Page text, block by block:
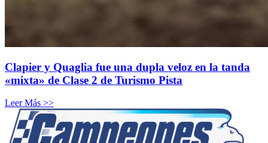
Clapier y Quaglia fue una dupla veloz en la tanda
«mixta» de Clase 2 de Turismo Pista
Leer Más >>